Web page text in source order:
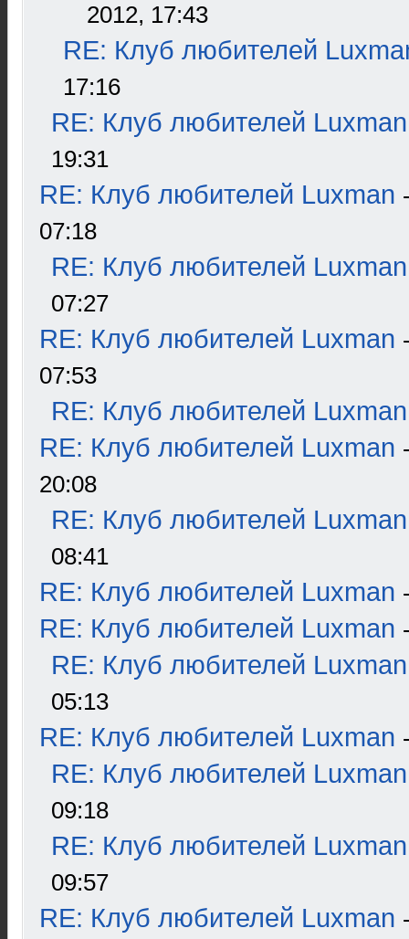
2012, 17:43
RE: Клуб любителей
17:16
RE: Клуб любителей Luxman
19:31
RE: Клуб любителей Luxman
07:18
RE: Клуб любителей Luxman
07:27
RE: Клуб любителей Luxman
07:53
RE: Клуб любителей Luxman
RE: Клуб любителей Luxman
20:08
RE: Клуб любителей Luxman
08:41
RE: Клуб любителей Luxman
RE: Клуб любителей Luxman
RE: Клуб любителей Luxman
05:13
RE: Клуб любителей Luxman
RE: Клуб любителей Luxman
09:18
RE: Клуб любителей Luxman
09:57
RE: Клуб любителей Luxman